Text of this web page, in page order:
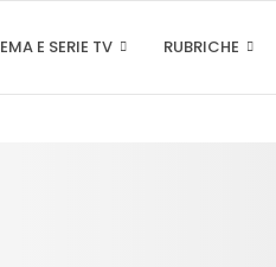
E SERIE TV RUBRICHE